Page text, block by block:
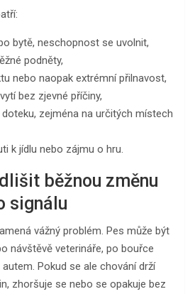
bytě, neschopnost se uvolnit,
podněty,
nebo naopak extrémní přilnavost,
bez zjevné příčiny,
zejména na určitých místech
k jídlu nebo zájmu o hru.
běžnou změnu
signálu
vážný problém. Pes může být
návštěvě veterináře, po bouřce
Pokud se ale chování drží
zhoršuje se nebo se opakuje bez